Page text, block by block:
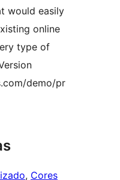
would easily
online
type of
demo/pr
, Cores